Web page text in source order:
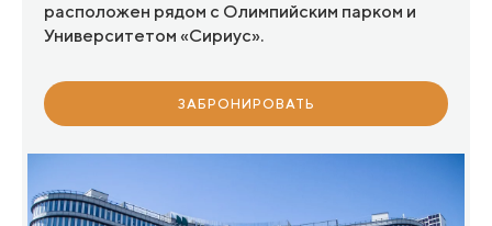
расположен рядом с Олимпийским парком и
Университетом «Сириус».
ЗАБРОНИРОВАТЬ